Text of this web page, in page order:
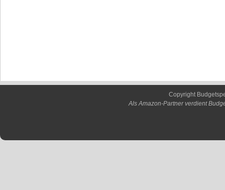
Copyright
Als Amazon-Partner verdient